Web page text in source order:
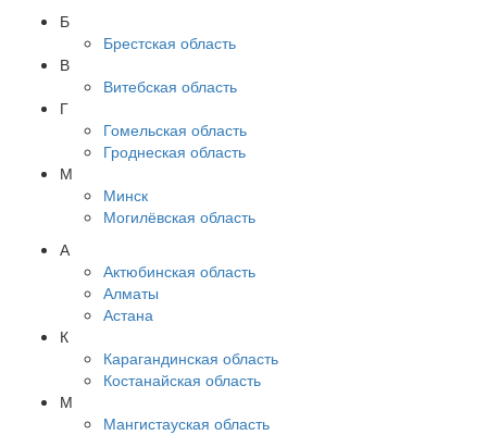
Б
Брестская область
В
Витебская область
Г
Гомельская область
Гроднеская область
М
Минск
Могилёвская область
А
Актюбинская область
Алматы
Астана
К
Карагандинская область
Костанайская область
М
Мангистауская область